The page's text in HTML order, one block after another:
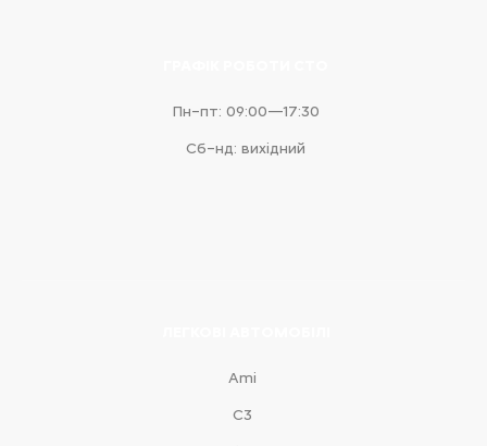
Пн–пт: 09:00—17:30
Сб–нд: вихідний
Ami
С3